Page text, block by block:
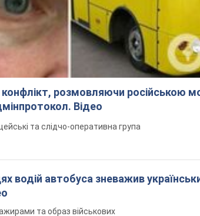
конфлікт, розмовляючи російською
Відео
та слідчо-оперативна група
водій автобуса зневажив
та образ військових